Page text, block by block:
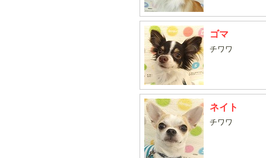
ゴマ
チワワ
ネイト
チワワ